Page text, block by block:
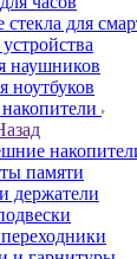
для
наушников
ноутбуков
памяти
держатели